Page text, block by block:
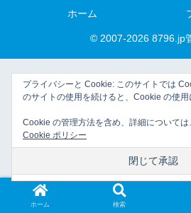
ホーム
© 2007-2026 8796.jp
ホーム 検索
プライバシーと Cookie: このサイトでは
のサイトの使用を続けると、Cookie の使用
Cookie の管理方法を含め、詳細について
Cookie ポリシー